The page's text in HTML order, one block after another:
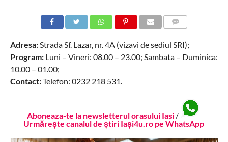
Adresa:Strada Sf. Lazar, nr. 4A (vizavi de sediul SRI);
Program:Luni – Vineri: 08.00 – 23.00; Sambata – Duminica:
10.00 – 01.00;
Contact:Telefon: 0232 218 531.
Aboneaza-te la newsletterul orasului Iasi /
Urmărește canalul de știri Iași4u.ro pe WhatsApp